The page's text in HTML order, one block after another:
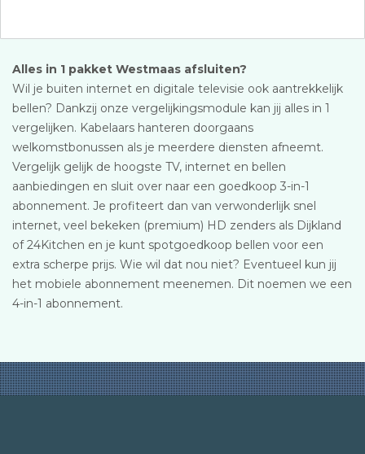
Alles in 1 pakket Westmaas afsluiten?
Wil je buiten internet en digitale televisie ook aantrekkelijk
bellen? Dankzij onze vergelijkingsmodule kan jij alles in 1
vergelijken. Kabelaars hanteren doorgaans
welkomstbonussen als je meerdere diensten afneemt.
Vergelijk gelijk de hoogste TV, internet en bellen
aanbiedingen en sluit over naar een goedkoop 3-in-1
abonnement. Je profiteert dan van verwonderlijk snel
internet, veel bekeken (premium) HD zenders als Dijkland
of 24Kitchen en je kunt spotgoedkoop bellen voor een
extra scherpe prijs. Wie wil dat nou niet? Eventueel kun jij
het mobiele abonnement meenemen. Dit noemen we een
4-in-1 abonnement.